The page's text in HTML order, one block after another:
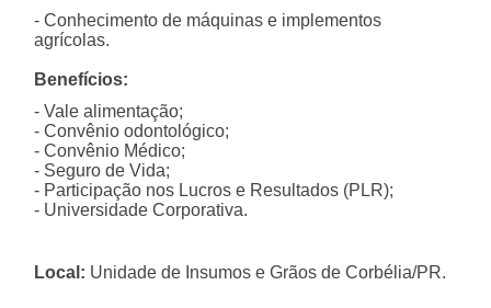
- Conhecimento de máquinas e implementos
agrícolas.
Benefícios:
- Vale alimentação;
- Convênio odontológico;
- Convênio Médico;
- Seguro de Vida;
- Participação nos Lucros e Resultados (PLR);
- Universidade Corporativa.
Local: Unidade de Insumos e Grãos de Corbélia/PR.